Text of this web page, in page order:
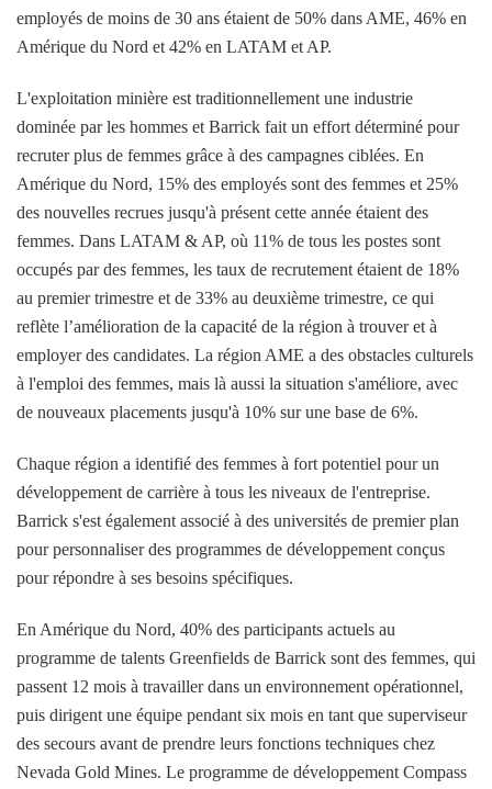
employés de moins de 30 ans étaient de 50% dans AME, 46% en
Amérique du Nord et 42% en LATAM et AP.
L'exploitation minière est traditionnellement une industrie
dominée par les hommes et Barrick fait un effort déterminé pour
recruter plus de femmes grâce à des campagnes ciblées. En
Amérique du Nord, 15% des employés sont des femmes et 25%
des nouvelles recrues jusqu'à présent cette année étaient des
femmes. Dans LATAM & AP, où 11% de tous les postes sont
occupés par des femmes, les taux de recrutement étaient de 18%
au premier trimestre et de 33% au deuxième trimestre, ce qui
reflète l’amélioration de la capacité de la région à trouver et à
employer des candidates. La région AME a des obstacles culturels
à l'emploi des femmes, mais là aussi la situation s'améliore, avec
de nouveaux placements jusqu'à 10% sur une base de 6%.
Chaque région a identifié des femmes à fort potentiel pour un
développement de carrière à tous les niveaux de l'entreprise.
Barrick s'est également associé à des universités de premier plan
pour personnaliser des programmes de développement conçus
pour répondre à ses besoins spécifiques.
En Amérique du Nord, 40% des participants actuels au
programme de talents Greenfields de Barrick sont des femmes, qui
passent 12 mois à travailler dans un environnement opérationnel,
puis dirigent une équipe pendant six mois en tant que superviseur
des secours avant de prendre leurs fonctions techniques chez
Nevada Gold Mines. Le programme de développement Compass